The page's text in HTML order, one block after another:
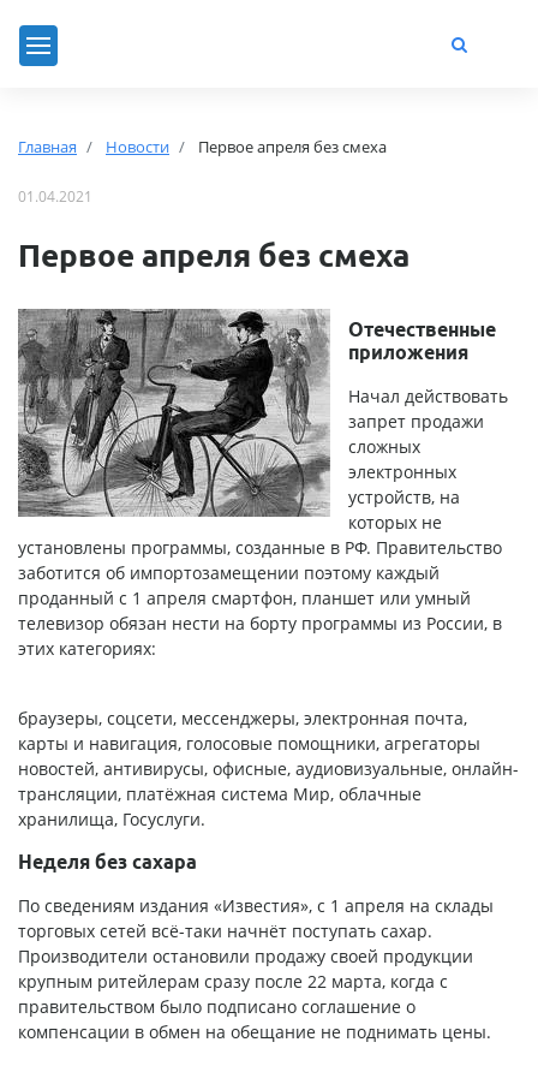
Главная Новости Первое апреля без смеха
01.04.2021
Первое апреля без смеха
Отечественные
приложения
Начал действовать
запрет продажи
сложных
электронных
устройств, на
которых не
установлены программы, созданные в РФ. Правительство
заботится об импортозамещении поэтому каждый
проданный с 1 апреля смартфон, планшет или умный
телевизор обязан нести на борту программы из России, в
этих категориях:
браузеры, соцсети, мессенджеры, электронная почта,
карты и навигация, голосовые помощники, агрегаторы
новостей, антивирусы, офисные, аудиовизуальные, онлайн-
трансляции, платёжная система Мир, облачные
хранилища, Госуслуги.
Неделя без сахара
По сведениям издания «Известия», с 1 апреля на склады
торговых сетей всё-таки начнёт поступать сахар.
Производители остановили продажу своей продукции
крупным ритейлерам сразу после 22 марта, когда с
правительством было подписано соглашение о
компенсации в обмен на обещание не поднимать цены.